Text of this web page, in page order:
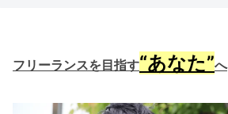
フリーランスを目指す“あなた”へ